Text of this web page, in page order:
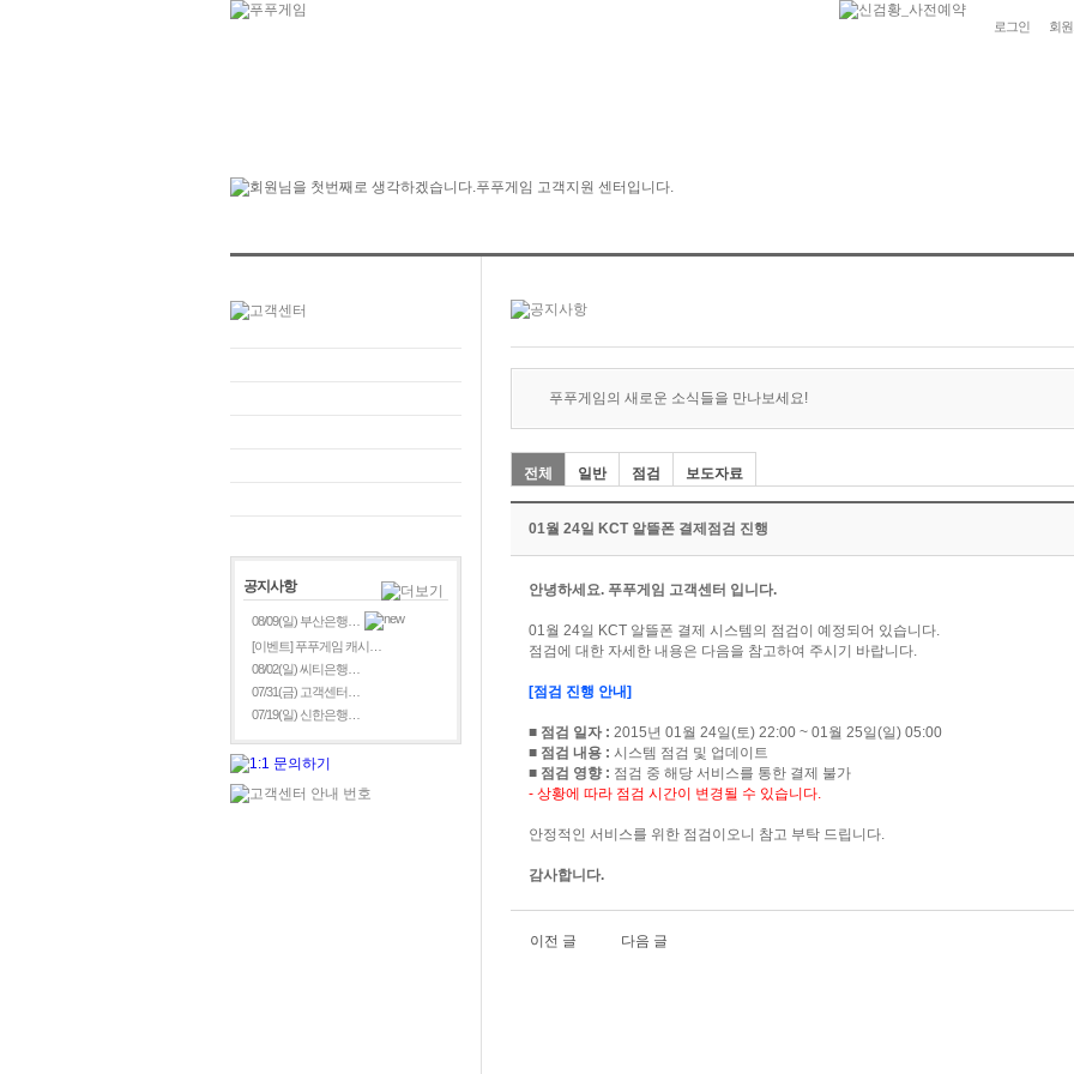
로그인 회
공지사항
08/09(일) 부산은행…
[이벤트] 푸푸게임 캐시…
08/02(일) 씨티은행…
07/31(금) 고객센터…
07/19(일) 신한은행…
푸푸게임의 새로운 소식들을 만나보세요!
전체 일반 점검 보도자료
01월 24일 KCT 알뜰폰 결제점검 진행
안녕하세요. 푸푸게임 고객센터 입니다.
01월 24일 KCT 알뜰폰 결제 시스템의 점검이 예정되어 있습니다.
점검에 대한 자세한 내용은 다음을 참고하여 주시기 바랍니다.
[점검 진행 안내]
■ 점검 일자 : 2015년 01월 24일(토) 22:00 ~ 01월 25일(일) 05:00
■ 점검 내용 : 시스템 점검 및 업데이트
■ 점검 영향 : 점검 중 해당 서비스를 통한 결제 불가
- 상황에 따라 점검 시간이 변경될 수 있습니다.
안정적인 서비스를 위한 점검이오니 참고 부탁 드립니다.
감사합니다.
이전 글 다음 글